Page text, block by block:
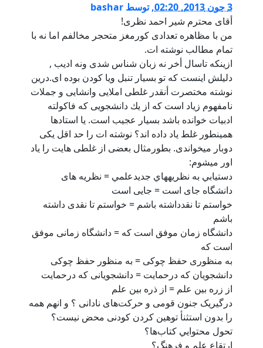
3 جون 2013, 02:20 ,توسط bashar
أقاى محترم شير احمد نظرى!
من با مظاهره تعدادى كورمغز متحجر مخالفم اما نه با
تمام مطالب نوشته ات.
ازينكه تاسال أخر نه زبان شناس شدى ونه اديب ,
دليلش اينست كه تو بسيار تنبل ويا كودن بوده اى.درين
نوشته مختصرت أنقدر غلطى املايى وانشايى و جملات
نامفهوم زياد است كه از يك دانشجويى كه فاكولته
ادبيات خوانده باشد بسيار عجيب است. يا استادها
همينطور غلط ياد داده اند؟ نوشته ات را حد اقل يكى
دوبار ميخواندى. بطورمثال بعضى از غلطى هايت را ياد
اور ميشوم:
دستيابي به نظريه‏هاي جديدعلمي = نظريه‏ هاى
دانشگاه جای است = جايی است
خواستم تا نقدداشته باشم = خواستم تا نقدى داشته
باشم
دانشگاه زمان موفق است که = دانشگاه زمانى موفق
است که
به منظوری حفظ چوکی = به منظور حفظ چوکی
دانشجویان که درحمایت = دانشجویانى که درحمایت
از زره بین علم = از ذره بین علم
درگیریک جنون قومی و حرکت‌های نادانی ؟ و انهم همه
را بدون استثنأ توهين كردن كودنى محض نيست؟
تحول محتوايي كتاب‌ها؟
ارتقاع علم و فرهنگ؟